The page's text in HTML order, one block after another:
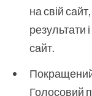
на свій
результати
сайт.
Голосовий